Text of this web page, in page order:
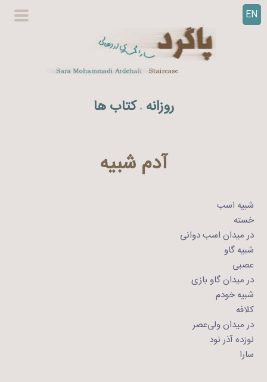
EN
روزانه . کتاب ها
آدم شبیه
شبیه اسب
خسته‌
در میدان اسب دوانی
شبیه گاو
عصبی
در میدان گاو بازی
شبیه خودم
کلافه
در میدان ولی‌عصر
نوزده آذر نود
سارا